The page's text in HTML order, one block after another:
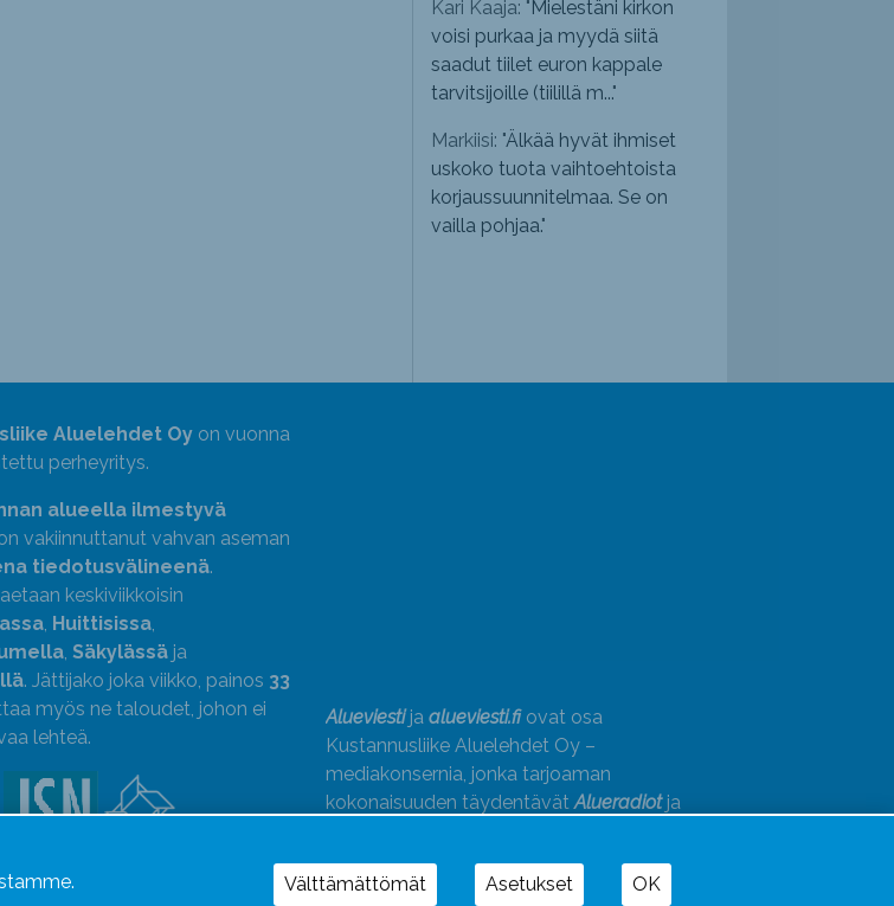
Kari Kaaja: " Mielestäni kirkon
voisi purkaa ja myydä siitä
saadut tiilet euron kappale
tarvitsijoille (tiilillä m..."
Markiisi: "Älkää hyvät ihmiset
uskoko tuota vaihtoehtoista
korjaussuunnitelmaa. Se on
vailla pohjaa."
Aluelehdet Oyon vuonna
perheyritys.
alueella ilmestyvä
vakiinnuttanut vahvan aseman
tiedotusvälineenä.
keskiviikkoisin
, Huittisissa,
, Säkylässäja
. Jättijako joka viikko, painos 33
myös ne taloudet, johon ei
lehteä.
Liiton jäsen. Noudatamme
Alueviestija alueviesti.fiovat osa
Kustannusliike Aluelehdet Oy –
mediakonsernia, jonka tarjoaman
kokonaisuuden täydentävätAlueradiotja
Välttämättömät Asetukset OK